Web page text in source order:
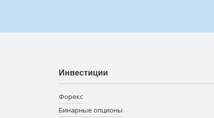
Инвестиции
Форекс
Бинарные опционы